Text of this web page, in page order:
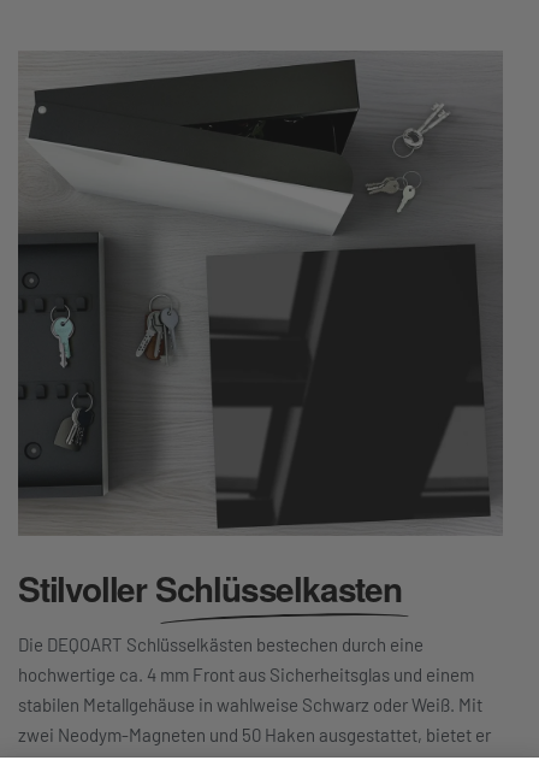
StilvollerSchlüsselkasten
Die DEQOART Schlüsselkästen bestechen durch eine
hochwertige ca. 4 mm Front aus Sicherheitsglas und einem
stabilen Metallgehäuse in wahlweise Schwarz oder Weiß. Mit
zwei Neodym-Magneten und 50 Haken ausgestattet, bietet er
dir reichlich Platz im Inneren und die nötige Flexibilität. Dank